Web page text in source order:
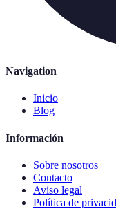
Navigation
Inicio
Blog
Información
Sobre nosotros
Contacto
Aviso legal
Política de